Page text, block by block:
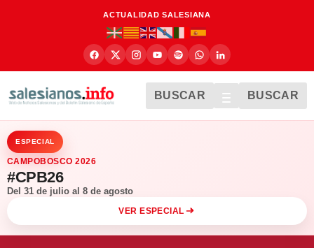
ACTUALIDAD SALESIANA
BUSCAR BUSCAR
ESPECIAL
CAMPOBOSCO 2026
#CPB26
Del 31 de julio al 8 de agosto
VER ESPECIAL